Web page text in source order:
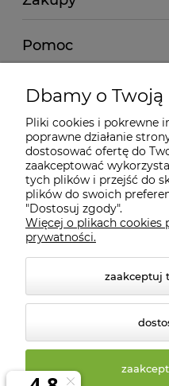
Pomoc
Moje konto
Informacje
O nas
Kontakt
Dbamy o
Pliki cookies i pokrewne
poprawne działanie
dostosować ofertę do
zaakceptować
tych plików i przejść do
plików do swoich
"Dostosuj zgody".
Więcej o plikach cookies
prywatności.
zaakceptuj